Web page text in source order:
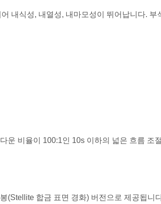
내식성, 내열성, 내마모성이 뛰어납니다.
운 비율이 100:1인 10s 이하의 넓은 흐름 조
(Stellite 합금 표면 경화) 버전으로 제공됩니